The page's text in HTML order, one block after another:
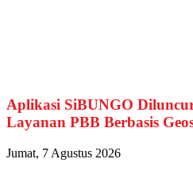
Aplikasi SiBUNGO
Layanan PBB Berbasis
Jumat, 7 Agustus 2026